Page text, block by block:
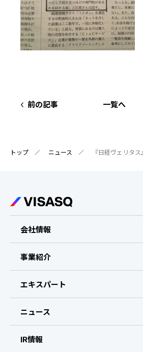
前の記事 一覧へ
トップ ニュース
会社情報
ビザスクについて
CEOメッセージ
会社概要・拠点
事業紹介
エキスパート
ニュース
IR情報